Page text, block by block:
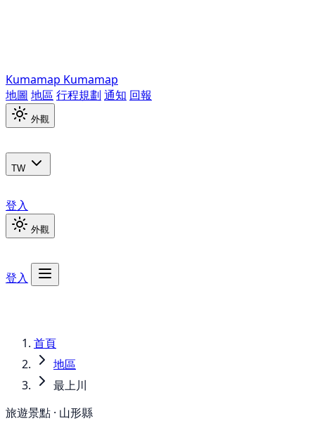
Kumamap Kumamap
地圖 地區 行程規劃 通知 回報
外觀
TW
登入
外觀
登入
首頁
地區
最上川
旅遊景點 · 山形縣